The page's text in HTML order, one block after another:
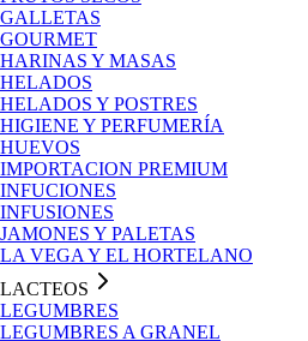
GALLETAS
GOURMET
HARINAS Y MASAS
HELADOS
HELADOS Y POSTRES
HIGIENE Y PERFUMERÍA
HUEVOS
IMPORTACION PREMIUM
INFUCIONES
INFUSIONES
JAMONES Y PALETAS
LA VEGA Y EL HORTELANO
LACTEOS
LEGUMBRES
LEGUMBRES A GRANEL